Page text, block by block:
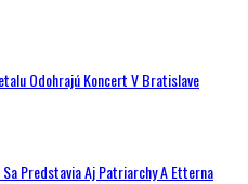
Odohrajú Koncert V Bratislave
Predstavia Aj Patriarchy A Etterna